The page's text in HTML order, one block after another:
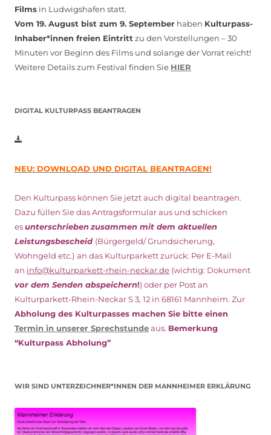
Films in Ludwigshafen statt.
Vom 19. August bist zum 9. September haben Kulturpass-
Inhaber*innen freien Eintritt zu den Vorstellungen – 30
Minuten vor Beginn des Films und solange der Vorrat reicht!
Weitere Details zum Festival finden Sie HIER
DIGITAL KULTURPASS BEANTRAGEN
NEU: DOWNLOAD UND DIGITAL BEANTRAGEN!
Den Kulturpass können Sie jetzt auch digital beantragen.
Dazu füllen Sie das Antragsformular aus und schicken
esunterschriebenzusammen mit dem aktuellen
Leistungsbescheid (Bürgergeld/ Grundsicherung,
Wohngeld etc.) an das Kulturparkett zurück: Per E-Mail
an info@kulturparkett-rhein-neckar.de (wichtig: Dokument
vor dem Senden abspeichern!) oder per Post an
Kulturparkett-Rhein-Neckar S 3, 12 in 68161 Mannheim. Zur
Abholung des Kulturpasses machen Sie bitte einen
Termin in unserer Sprechstundeaus. Bemerkung
“Kulturpass Abholung”
WIR SIND UNTERZEICHNER*INNEN DER MANNHEIMER ERKLÄRUNG